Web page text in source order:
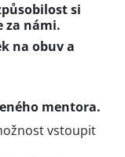
si
za námi.
na obuv a
mentora.
vstoupit